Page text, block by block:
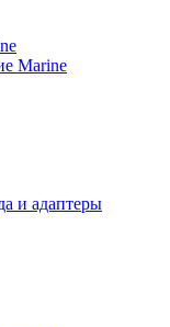
Marine
и адаптеры